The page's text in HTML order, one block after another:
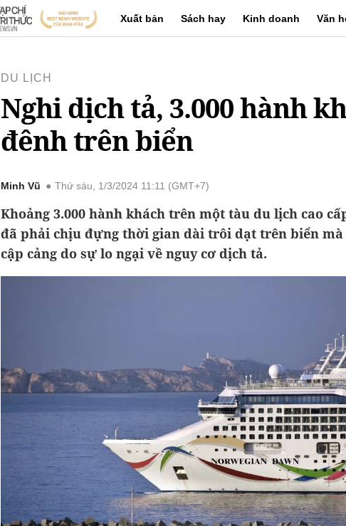
Xuất bản Sách hay Kinh doanh Văn
DU LỊCH
Nghi dịch tả, 3.000 hành
đênh trên biển
Minh Vũ Thứ sáu, 1/3/2024 11:11 (GMT+7)
Khoảng 3.000 hành khách trên một tàu du lịch cao
đã phải chịu đựng thời gian dài trôi dạt trên biển mà
cập cảng do sự lo ngại về nguy cơ dịch tả.